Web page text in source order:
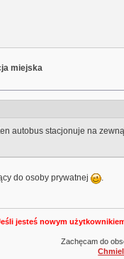
miejska
autobus stacjonuje na
do osoby prywatnej .
jesteś nowym
Zachęcam do